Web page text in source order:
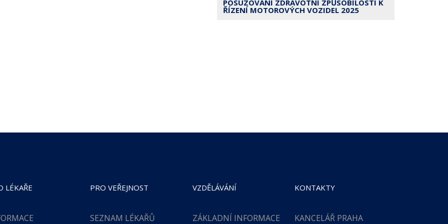
POSUZOVÁNÍ ZDRAVOTNÍ ZPŮSOBILOSTI K
ŘÍZENÍ MOTOROVÝCH VOZIDEL 2025
LÉKAŘE PRO VEŘEJNOST
SEZNAM LÉKAŘŮ
VZDĚLÁVÁNÍ
ZÁKLADNÍ INFORMACE
KONTAKTY
KANCELÁŘ PRAHA